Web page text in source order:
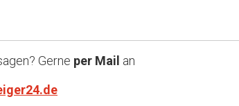
Gerne per Mail an